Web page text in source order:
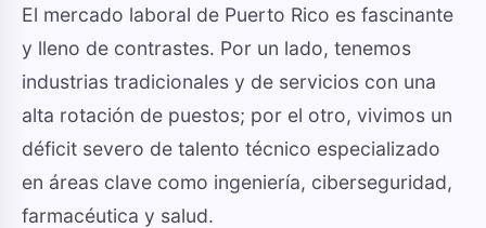
El mercado laboral de Puerto Rico es fascinante
y lleno de contrastes. Por un lado, tenemos
industrias tradicionales y de servicios con una
alta rotación de puestos; por el otro, vivimos un
déficit severo de talento técnico especializado
en áreas clave como ingeniería, ciberseguridad,
farmacéutica y salud.